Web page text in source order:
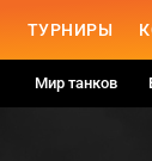
ТУРНИРЫ
Мир танков